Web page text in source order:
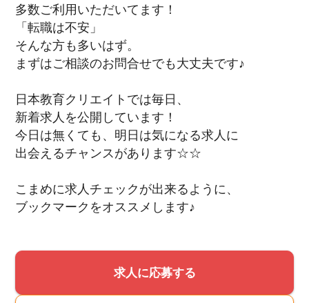
多数ご利用いただいてます！
「転職は不安」
そんな方も多いはず。
まずはご相談のお問合せでも大丈夫です♪
日本教育クリエイトでは毎日、
新着求人を公開しています！
今日は無くても、明日は気になる求人に
出会えるチャンスがあります☆☆
こまめに求人チェックが出来るように、
ブックマークをオススメします♪
求人に応募する